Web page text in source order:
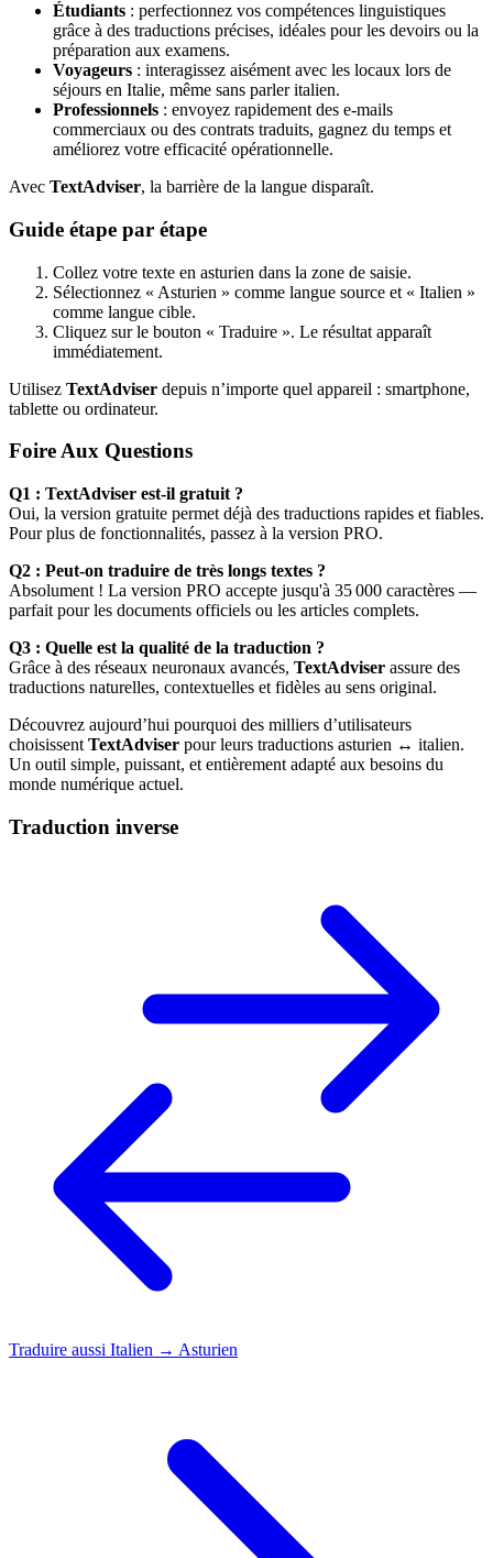
Étudiants : perfectionnez vos compétences linguistiques
grâce à des traductions précises, idéales pour les devoirs ou la
préparation aux examens.
Voyageurs : interagissez aisément avec les locaux lors de
séjours en Italie, même sans parler italien.
Professionnels : envoyez rapidement des e-mails
commerciaux ou des contrats traduits, gagnez du temps et
améliorez votre efficacité opérationnelle.
Avec TextAdviser, la barrière de la langue disparaît.
Guide étape par étape
Collez votre texte en asturien dans la zone de saisie.
Sélectionnez « Asturien » comme langue source et « Italien »
comme langue cible.
Cliquez sur le bouton « Traduire ». Le résultat apparaît
immédiatement.
Utilisez TextAdviser depuis n’importe quel appareil : smartphone,
tablette ou ordinateur.
Foire Aux Questions
Q1 : TextAdviser est-il gratuit ?
Oui, la version gratuite permet déjà des traductions rapides et fiables.
Pour plus de fonctionnalités, passez à la version PRO.
Q2 : Peut-on traduire de très longs textes ?
Absolument ! La version PRO accepte jusqu'à 35 000 caractères —
parfait pour les documents officiels ou les articles complets.
Q3 : Quelle est la qualité de la traduction ?
Grâce à des réseaux neuronaux avancés, TextAdviser assure des
traductions naturelles, contextuelles et fidèles au sens original.
Découvrez aujourd’hui pourquoi des milliers d’utilisateurs
choisissent TextAdviser pour leurs traductions asturien ↔ italien.
Un outil simple, puissant, et entièrement adapté aux besoins du
monde numérique actuel.
Traduction inverse
Traduire aussi Italien → Asturien